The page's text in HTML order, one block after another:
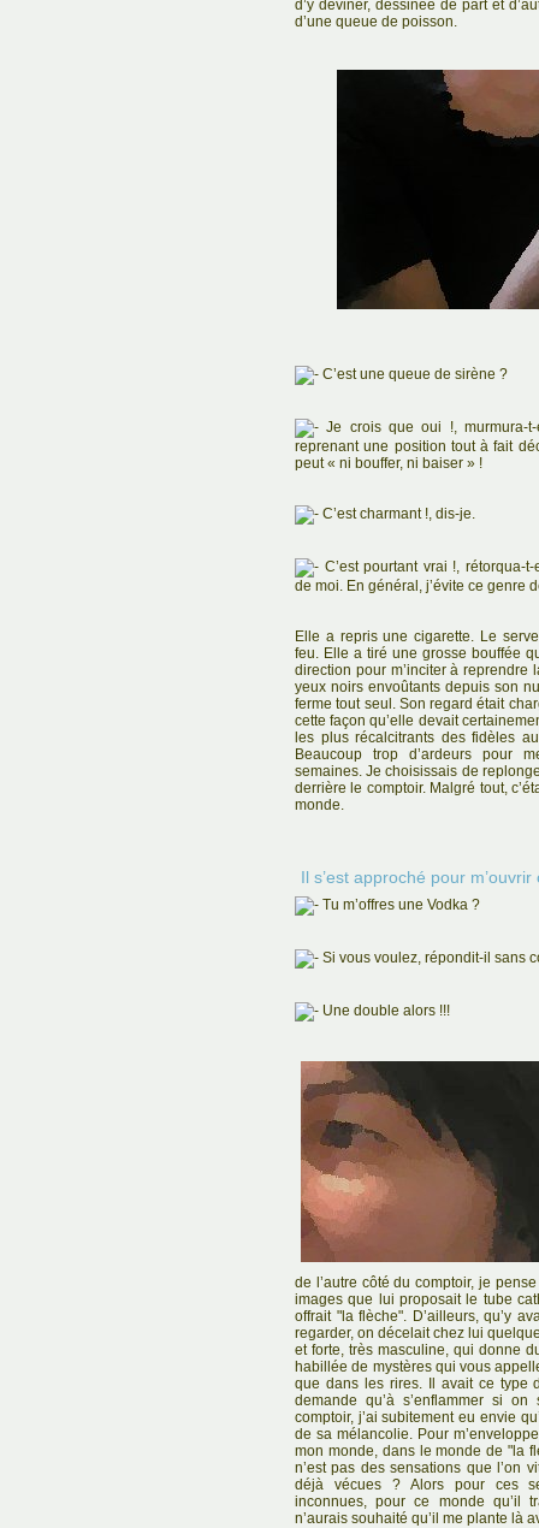
d’y deviner, dessinée de part et
d’une queue de poisson.
C’est une queue de sirène ?
Je crois que oui !, murmura-
reprenant une position tout à fait
peut « ni bouffer, ni baiser » !
C’est charmant !, dis-je.
C’est pourtant vrai !, rétorqua-
de moi. En général, j’évite ce genre
Elle a repris une cigarette. Le
feu. Elle a tiré une grosse bouffée
direction pour m’inciter à
yeux noirs envoûtants depuis son
ferme tout seul. Son regard était
cette façon qu’elle devait
les plus récalcitrants des fidèles
Beaucoup trop d’ardeurs pour
semaines. Je choisissais de
derrière le comptoir. Malgré tout,
monde.
Il s’est approché pour
Tu m’offres une Vodka ?
Si vous voulez, répondit-il sans
Une double alors !!!
de l’autre côté du comptoir, je
images que lui proposait le tube
offrait "la flèche". D’ailleurs, qu’y
regarder, on décelait chez lui
et forte, très masculine, qui donne
habillée de mystères qui vous
que dans les rires. Il avait ce type
demande qu’à s’enflammer si
comptoir, j’ai subitement eu envie
de sa mélancolie. Pour
mon monde, dans le monde de "la
n’est pas des sensations que l’on
déjà vécues ? Alors pour ces
inconnues, pour ce monde qu’il
n’aurais souhaité qu’il me plante là